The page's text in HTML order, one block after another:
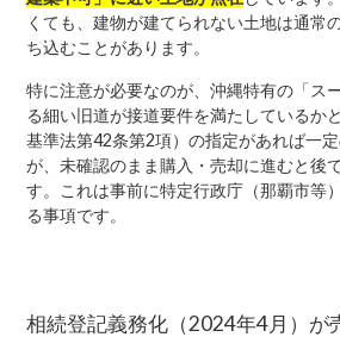
くても、建物が建てられない土地は通常
ち込むことがあります。
特に注意が必要なのが、沖縄特有の「ス
る細い旧道が接道要件を満たしているか
基準法第42条第2項）の指定があれば一
が、未確認のまま購入・売却に進むと後
す。これは事前に特定行政庁（那覇市等
る事項です。
相続登記義務化（2024年4月）が